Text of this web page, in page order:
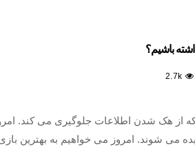
باشیم؟
2.7k
از هک شدن اطلاعات جلوگیری می کند.
می شوند. امروز می خواهیم به بهترین